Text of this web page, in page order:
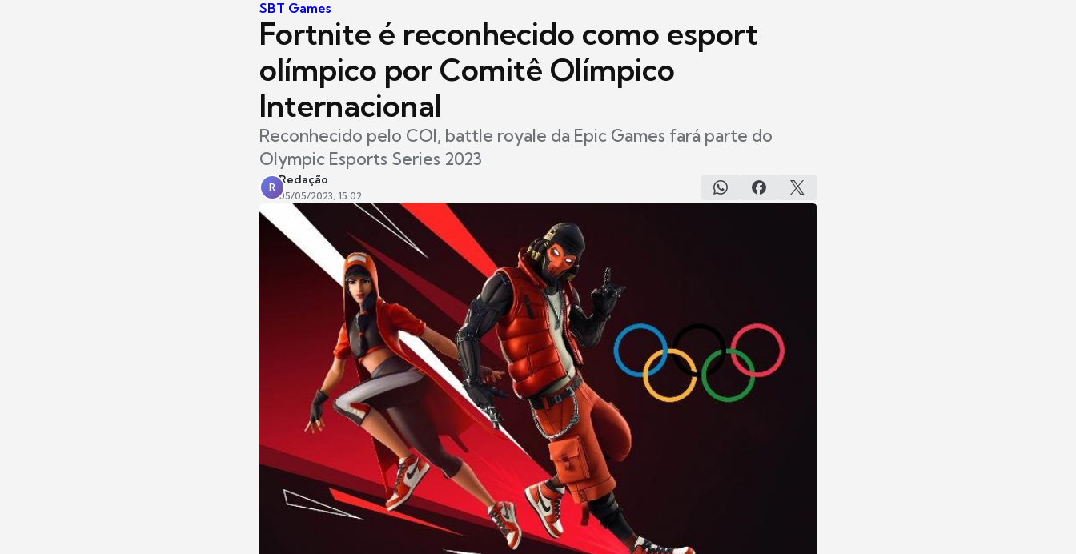
SBT Games
Fortnite é reconhecido como esport
olímpico por Comitê Olímpico
Internacional
Reconhecido pelo COI, battle royale da Epic Games fará parte do
Olympic Esports Series 2023
R
Redação
05/05/2023, 15:02